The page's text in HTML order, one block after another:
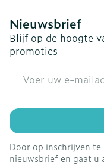
Nieuwsbrief
Blijf op de hoogte
promoties
Door op inschrijven
nieuwsbrief en gaat u